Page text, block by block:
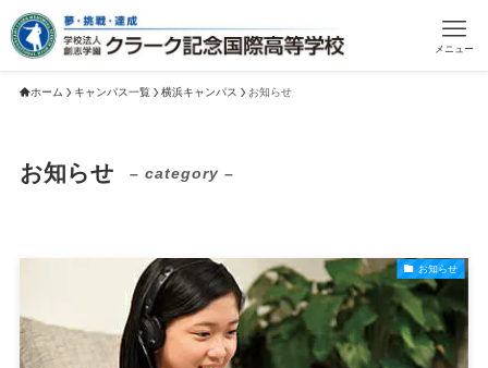
メニュー
ホーム キャンパス一覧 横浜キャンパス お知らせ
お知らせ – category –
お知らせ